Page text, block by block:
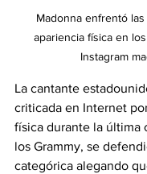
Madonna enfrentó
apariencia física en
Instagram
La cantante
criticada en Internet
física durante la última
los Grammy, se
categórica alegando